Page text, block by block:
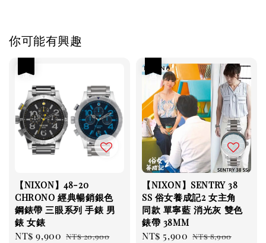
你可能有興趣
【NIXON】48-20
CHRONO 經典暢銷銀色
鋼錶帶 三眼系列 手錶 男
錶 女錶
Sale
NT$ 9,900 Regular
NT$ 20,900
【NIXON】SENTRY 38
SS 俗女養成記2 女主角
同款 單寧藍 消光灰 雙色
錶帶 38MM
Sale
NT$ 5,900 Regular
NT$ 8,900